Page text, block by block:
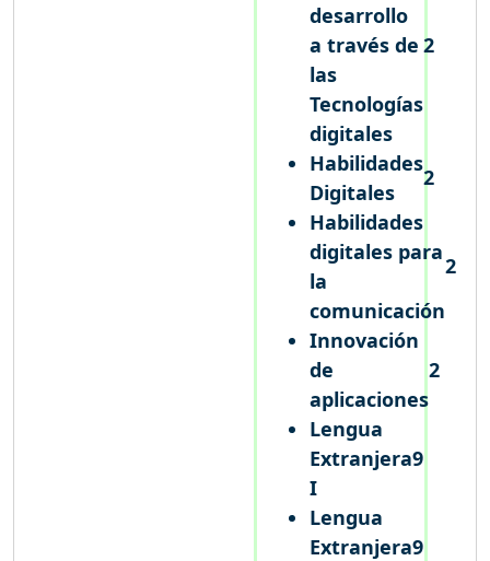
desarrollo
a través de
las
Tecnologías
digitales
2
Habilidades
Digitales
2
Habilidades
digitales para
la
comunicación
2
Innovación
de
aplicaciones
2
Lengua
Extranjera
I
9
Lengua
Extranjera9